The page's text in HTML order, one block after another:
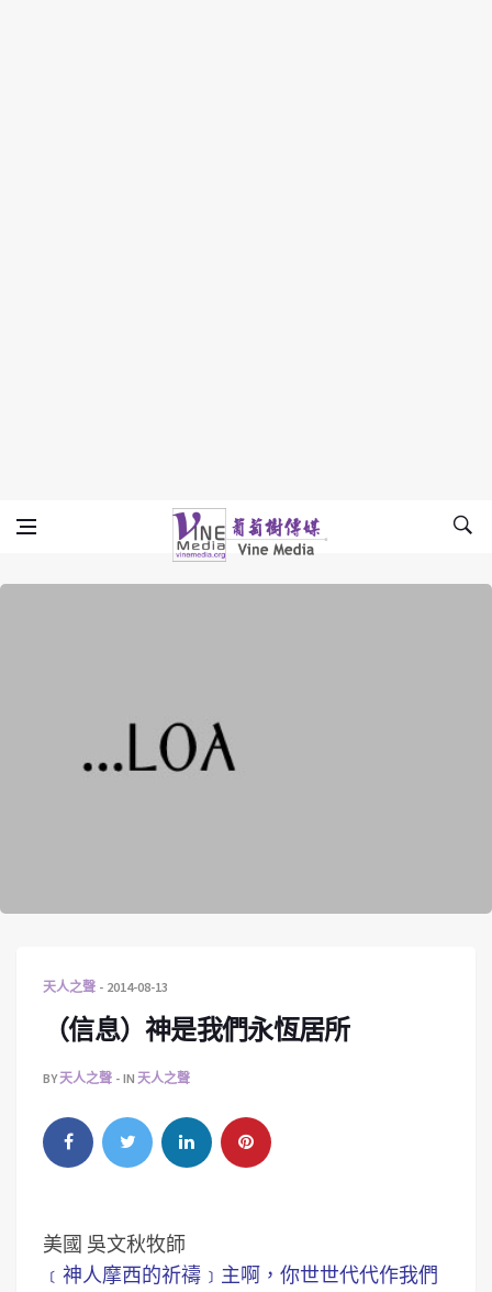
Vine Media
葡萄樹傳媒
天人之聲 2014-08-13
（信息）神是我們永恆居所
BY天人之聲 IN 天人之聲
美國 吳文秋牧師
﹝神人摩西的祈禱﹞主啊，你世世代代作我們